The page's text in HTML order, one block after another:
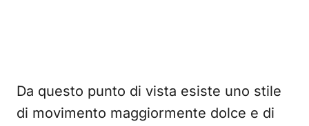
Da questo punto di vista esiste uno stile
di movimento maggiormente dolce e di